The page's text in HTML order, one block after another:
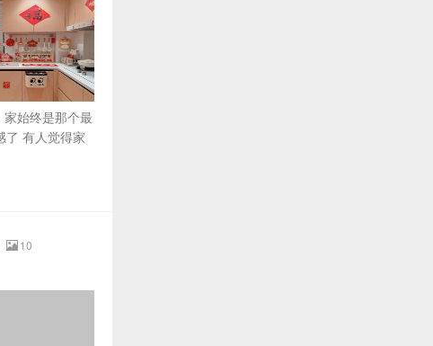
始终是那个最
了 有人觉得家
10